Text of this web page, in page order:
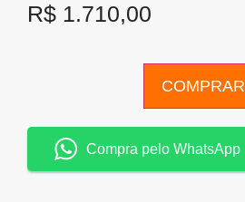
R$ 1.710,00
COMPRAR
Compra pelo WhatsApp